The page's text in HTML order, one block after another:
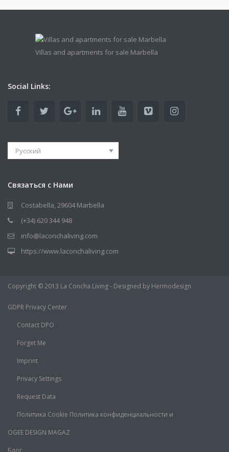
Villas and apartments for sale Marbella
Social Links:
Русский
Связаться с Нами
Costabella, 29604 Marbella
(+34) 620 344 948
info@laconchaliving.com
https://www.laconchaliving.com
Copyright © 2013 La Concha Living - Designed by Hermodesign
GDPR Privacy Center
Contact DPO
Forget Me
Imprint
Privacy Settings
Request Data
Политика Cookie Политика конфиденциальности и
OGEE DESIGN MAGAZ
Блог